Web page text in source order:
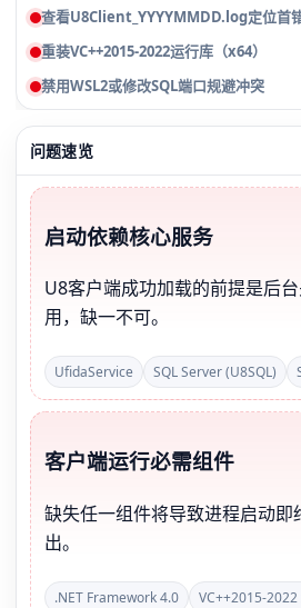
查看U8Client_YYYYMMDD.log定位首
重装VC++2015-2022运行库（x64）
禁用WSL2或修改SQL端口规避冲突
问题速览
启动依赖核心服务
U8客户端成功加载的前提是后
用，缺一不可。
UfidaService SQL Server (U8SQL)
客户端运行必需组件
缺失任一组件将导致进程启动即
出。
.NET Framework 4.0 VC++2015-